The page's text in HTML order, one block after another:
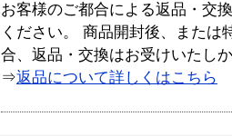
お客様のご都合による返品・交
ください。 商品開封後、または
合、返品・交換はお受けいたし
⇒返品について詳しくはこちら